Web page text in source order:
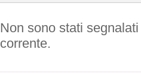
Non sono stati
corrente.